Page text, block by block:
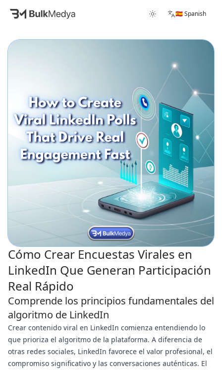
🇪🇸 Spanish
Cómo Crear Encuestas Virales en
LinkedIn Que Generan Participación
Real Rápido
Comprende los principios fundamentales del
algoritmo de LinkedIn
Crear contenido viral en LinkedIn comienza entendiendo lo
que prioriza el algoritmo de la plataforma. A diferencia de
otras redes sociales, LinkedIn favorece el valor profesional, el
compromiso significativo y las conversaciones auténticas. El